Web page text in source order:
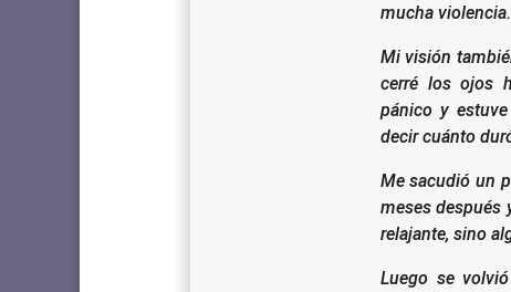
mucha violencia.
Mi visión
cerré los ojos
pánico y
decir cuánto
Me sacudió un
meses después
relajante, sino
Luego se